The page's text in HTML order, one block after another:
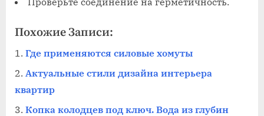
Похожие Записи:
Где применяются силовые хомуты
Актуальные стили дизайна интерьера
квартир
Копка колодцев под ключ. Вода из глубин